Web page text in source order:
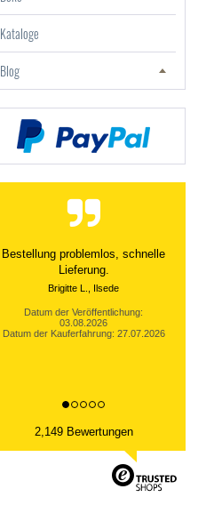
Kataloge
Blog
Top Produkte, Top Lieferzeiten --
Wie es sein soll....
Thomas B., Sallneck
Datum der Veröffentlichung:
02.08.2026
Datum der Kauferfahrung: 26.07.2026
2,149 Bewertungen